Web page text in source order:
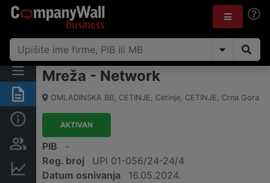
Sažetak
Osobe i vlasništvo
Finansijski podaci
Mreža - Network
OMLADINSKA BB, CETINJE, Cetinje, CETINJE, Crna Gora
AKTIVAN
PIB
-
Reg. broj
UPI 01-056/24-24/4
Datum osnivanja
16.05.2024.